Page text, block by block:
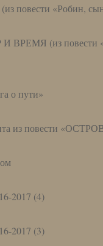
повести «Робин,
ВРЕМЯ (из повести
о пути»
из повести
2017 (4)
2017 (3)